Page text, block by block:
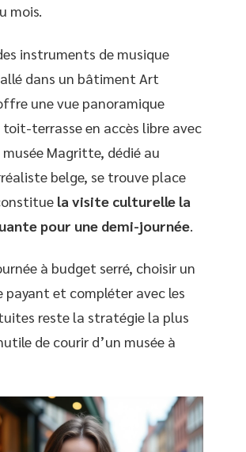
mois.
instruments de musique
dans un bâtiment Art
une vue panoramique
toit-terrasse en accès libre avec
Magritte, dédié au
belge, se trouve place
la visite culturelle la
pour une demi-journée.
à budget serré, choisir un
payant et compléter avec les
reste la stratégie la plus
de courir d’un musée à